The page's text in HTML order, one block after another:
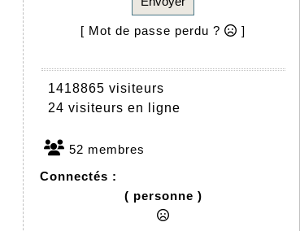
[ Mot de passe perdu ? ]
1418865 visiteurs
24 visiteurs en ligne
52 membres
Connectés :
( personne )